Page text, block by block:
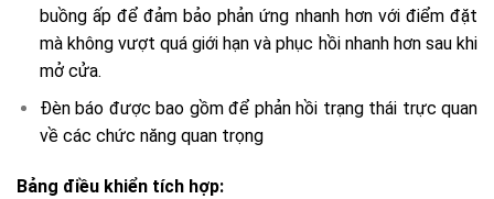
buồng ấp để đảm bảo phản ứng nhanh hơn với điểm đặt
mà không vượt quá giới hạn và phục hồi nhanh hơn sau khi
mở cửa.
Đèn báo được bao gồm để phản hồi trạng thái trực quan
về các chức năng quan trọng
Bảng điều khiển tích hợp: